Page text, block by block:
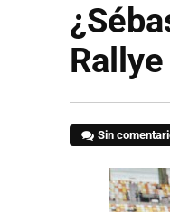
Sin